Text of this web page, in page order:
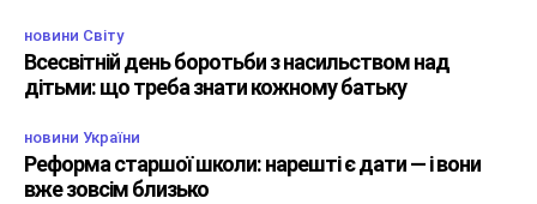
новини Світу
Всесвітній день боротьби з насильством над
дітьми: що треба знати кожному батьку
новини України
Реформа старшої школи: нарешті є дати — і вони
вже зовсім близько